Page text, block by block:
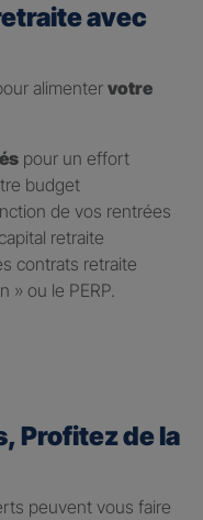
avec
alimenter votre
pour un effort
budget
de vos rentrées
retraite
contrats retraite
» ou le PERP.
Profitez de la
peuvent vous faire